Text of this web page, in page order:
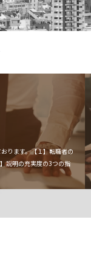
ります。【１】転職者の
説明の充実度の3つの指